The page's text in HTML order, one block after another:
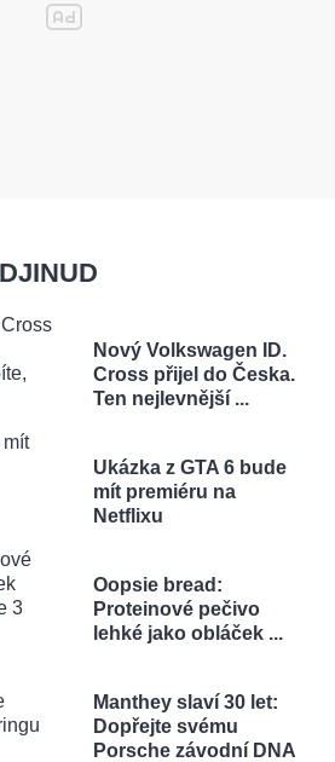
Nový Volkswagen ID.
Cross přijel do Česka.
Ten nejlevnější ...
Ukázka z GTA 6 bude
mít premiéru na
Netflixu
Oopsie bread:
Proteinové pečivo
lehké jako obláček ...
Manthey slaví 30 let:
Dopřejte svému
Porsche závodní DNA